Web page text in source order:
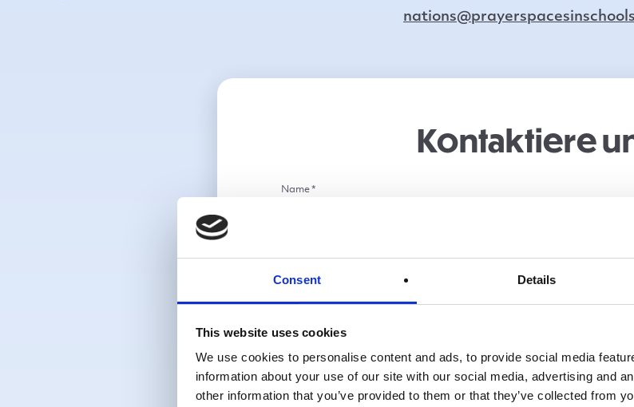
Consent Details
This website uses cookies
We use cookies to personalise content and ads, to provide social media
information about your use of our site with our social media, advertising and
other information that you’ve provided to them or that they’ve collected from
Kontaktiere
German
Name*
Land